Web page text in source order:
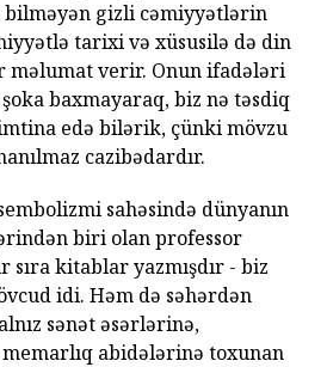
bilməyən gizli cəmiyyətlərin
tarixi və xüsusilə də din
məlumat verir. Onun ifadələri
baxmayaraq, biz nə təsdiq
edə bilərik, çünki mövzu
cazibədardır.
sahəsində dünyanın
biri olan professor
sıra kitablar yazmışdır - biz
idi. Həm də səhərdən
sənət əsərlərinə,
abidələrinə toxunan